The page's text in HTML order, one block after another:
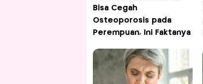
Bisa Cegah
Osteoporosis pada
Perempuan, Ini Faktanya